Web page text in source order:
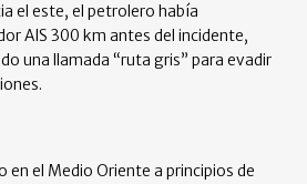
el este, el petrolero había
AIS 300 km antes del incidente,
una llamada “ruta gris” para evadir
en el Medio Oriente a principios de